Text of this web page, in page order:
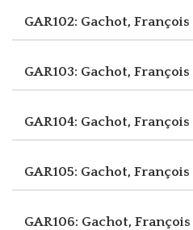
GAR102: Gachot, François
GAR103: Gachot, François
GAR104: Gachot, François
GAR105: Gachot, François
GAR106: Gachot, François